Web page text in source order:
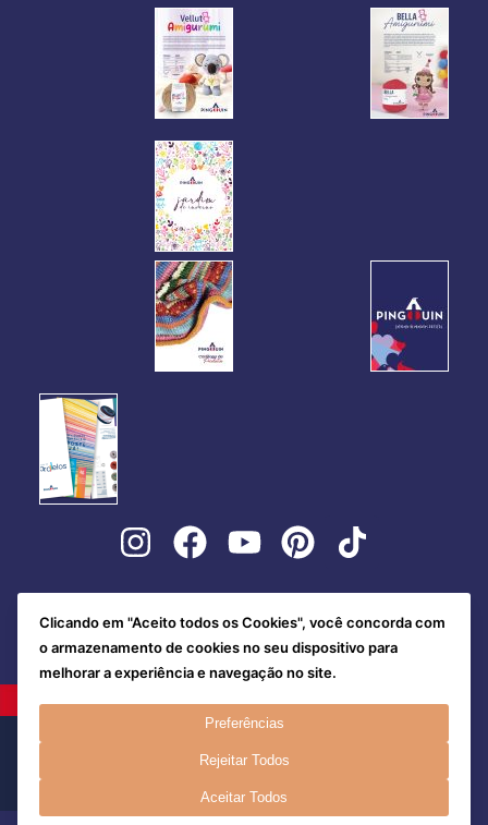
Clicando em "Aceito todos os Cookies", você concorda com
o armazenamento de cookies no seu dispositivo para
melhorar a experiência e navegação no site.
Preferências
Rejeitar Todos
Aceitar Todos